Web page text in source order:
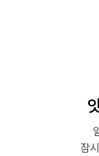
잠